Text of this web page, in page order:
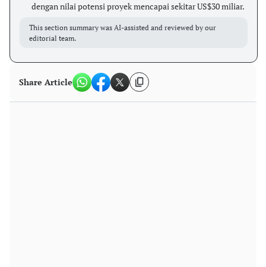
dengan nilai potensi proyek mencapai sekitar US$30 miliar.
This section summary was AI-assisted and reviewed by our
editorial team.
Share Article